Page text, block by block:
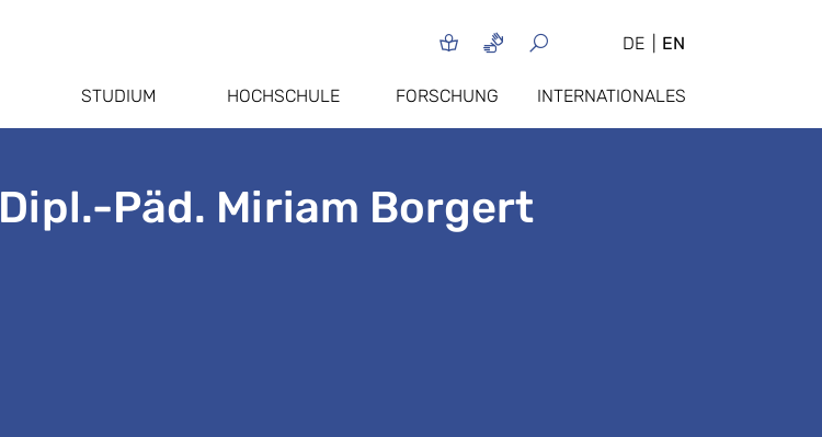
DE EN
STUDIUM HOCHSCHULE FORSCHUNG INTERNATIONALES
Dipl.-Päd. Miriam Borgert